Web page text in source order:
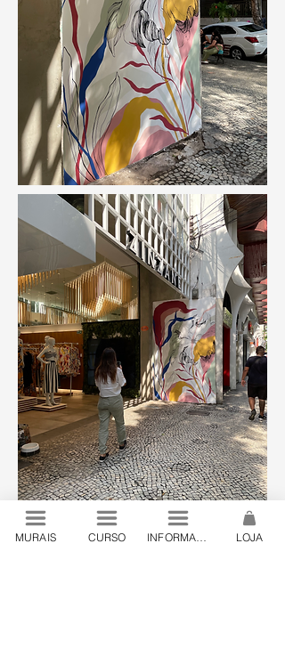
MURAIS CURSO LOJA